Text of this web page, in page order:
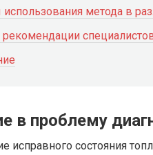
метода в
в проблему
исправного состояния